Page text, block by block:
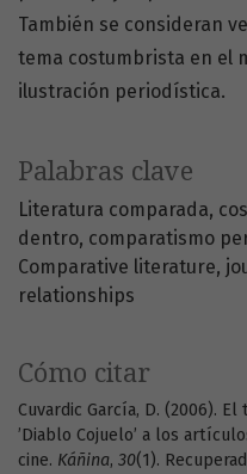
Palabras clave
Literatura comparada
dentro comparatismo
Comparative literature
relationships
Cómo citar
Cuvardic García, D. (2006).
’Diablo Cojuelo’ a los
cine. Káñina, 30(1).
También se consideran
tema costumbrista en el
ilustración periodística.